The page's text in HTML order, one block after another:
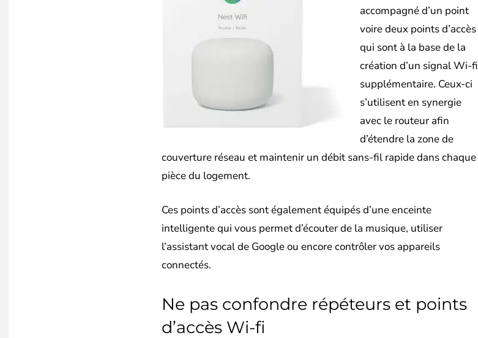
accompagné d’un point
voire deux points d’accès
qui sont à la base de la
création d’un signal Wi-fi
supplémentaire. Ceux-ci
s’utilisent en synergie
avec le routeur afin
d’étendre la zone de
couverture réseau et maintenir un débit sans-fil rapide dans chaque
pièce du logement.
Ces points d’accès sont également équipés d’une enceinte
intelligente qui vous permet d’écouter de la musique, utiliser
l’assistant vocal de Google ou encore contrôler vos appareils
connectés.
Ne pas confondre répéteurs et points
d’accès Wi-fi